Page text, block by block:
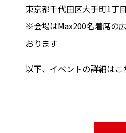
東京都千代田区大手町1
※会場はMax200名着席の
おります
以下、イベントの詳細はこ